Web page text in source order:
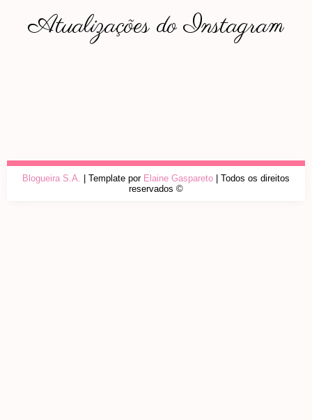
Atualizações do Instagram
Blogueira S.A. | Template por Elaine Gaspareto | Todos os direitos
reservados ©